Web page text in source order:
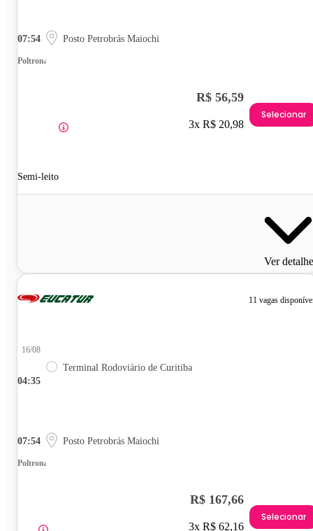
07:54 Posto Petrobrás Maiochi
Poltrona
Semi-leito
R$ 56,59
3x R$ 20,98
Selecionar
Ver
11 vagas
04:35
16/08
Terminal Rodoviário de Curitiba
07:54 Posto Petrobrás Maiochi
Poltrona
R$ 167,66
3x R$ 62,16
Selecionar